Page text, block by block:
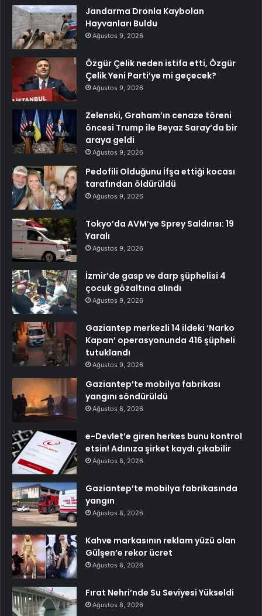
Jandarma Dronla Kaybolan
Hayvanları Buldu
Ağustos 9, 2026
Özgür Çelik neden istifa etti, Özgür
Çelik Yeni Parti’ye mi geçecek?
Ağustos 9, 2026
Zelenski, Graham’ın cenaze töreni
öncesi Trump ile Beyaz Saray’da bir
araya geldi
Ağustos 9, 2026
Pedofili Olduğunu İfşa ettiği kocası
tarafından öldürüldü
Ağustos 9, 2026
Tokyo’da AVM’ye Sprey Saldırısı: 19
Yaralı
Ağustos 9, 2026
İzmir’de gasp ve darp şüphelisi 4
çocuk gözaltına alındı
Ağustos 9, 2026
Gaziantep merkezli 14 ildeki ‘Narko
Kapan’ operasyonunda 416 şüpheli
tutuklandı
Ağustos 9, 2026
Gaziantep’te mobilya fabrikası
yangını söndürüldü
Ağustos 8, 2026
e-Devlet’e giren herkes bunu kontrol
etsin! Adınıza şirket kaydı çıkabilir
Ağustos 8, 2026
Gaziantep’te mobilya fabrikasında
yangın
Ağustos 8, 2026
Kahve markasının reklam yüzü olan
Gülşen’e rekor ücret
Ağustos 8, 2026
Fırat Nehri’nde Su Seviyesi Yükseldi
Ağustos 8, 2026